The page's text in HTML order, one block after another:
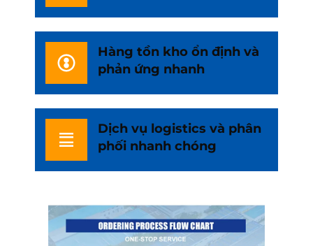
Hàng tồn kho ổn định và
phản ứng nhanh
Dịch vụ logistics và phân
phối nhanh chóng